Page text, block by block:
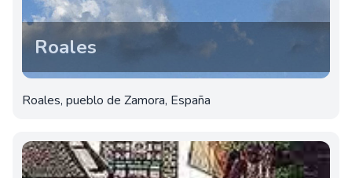
Roales
Roales, pueblo de Zamora, España